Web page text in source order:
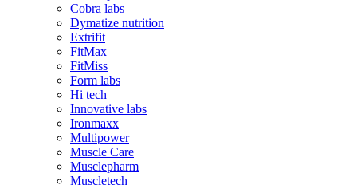
Cobra labs
Dymatize nutrition
Extrifit
FitMax
FitMiss
Form labs
Hi tech
Innovative labs
Ironmaxx
Multipower
Muscle Care
Musclepharm
Muscletech